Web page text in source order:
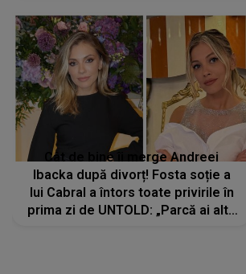
Cât de bine îi merge Andreei
Ibacka după divorț! Fosta soție a
lui Cabral a întors toate privirile în
prima zi de UNTOLD: „Parcă ai altă